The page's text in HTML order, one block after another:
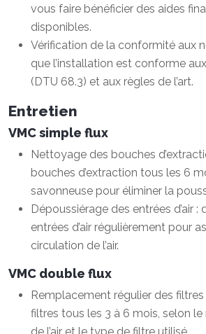
vous faire bénéficier des aides
disponibles.
Vérification de la conformité aux
que l’installation est conforme
(DTU 68.3) et aux règles de l’art.
Entretien
VMC simple flux
Nettoyage des bouches
bouches d’extraction tous les 6
savonneuse pour éliminer la
Dépoussiérage des entrées d’air :
entrées d’air régulièrement pour
circulation de l’air.
VMC double flux
Remplacement régulier des
filtres tous les 3 à 6 mois, selon